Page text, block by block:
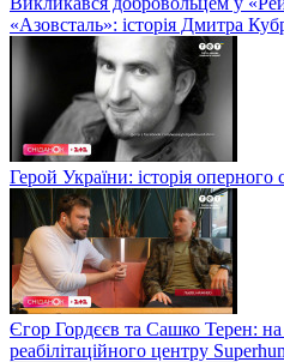
«Азовсталь»: історія Дмитра
Герой України: історія оперного
Єгор Гордєєв та Сашко Терен: на
реабілітаційного центру